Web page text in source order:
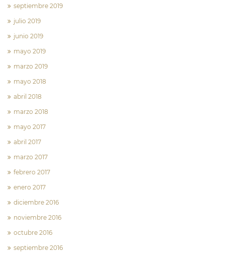
septiembre 2019
julio 2019
junio 2019
mayo 2019
marzo 2019
mayo 2018
abril 2018
marzo 2018
mayo 2017
abril 2017
marzo 2017
febrero 2017
enero 2017
diciembre 2016
noviembre 2016
octubre 2016
septiembre 2016